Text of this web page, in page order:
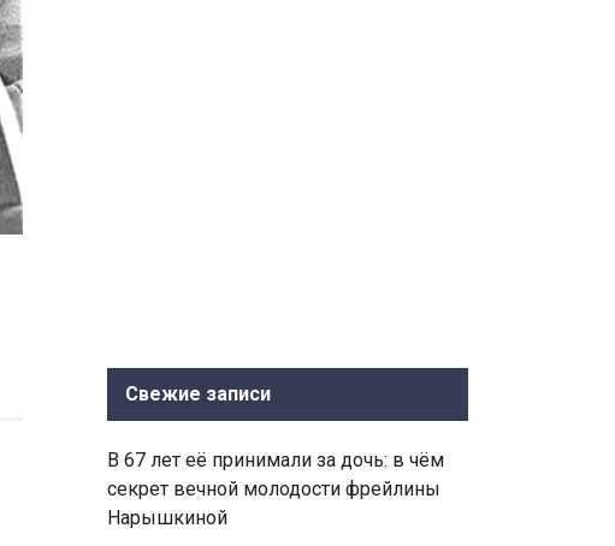
Свежие записи
В 67 лет её принимали за дочь: в чём
секрет вечной молодости фрейлины
Нарышкиной